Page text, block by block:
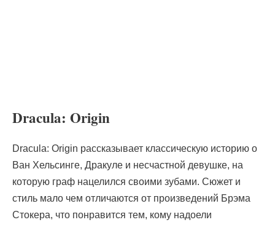
Dracula: Origin
Dracula: Origin рассказывает классическую историю о
Ван Хельсинге, Дракуле и несчастной девушке, на
которую граф нацелился своими зубами. Сюжет и
стиль мало чем отличаются от произведений Брэма
Стокера, что понравится тем, кому надоели